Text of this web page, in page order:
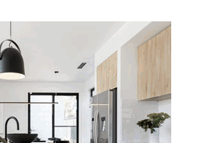
πρώτοι τα νέα και όλες
του κλάδου, εγγραφείτε στο
newsletter μας!